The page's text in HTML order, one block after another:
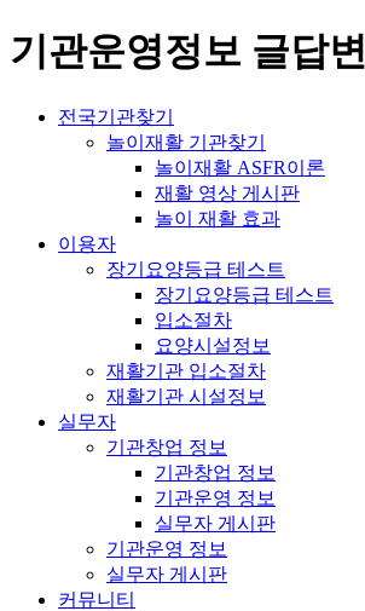
기관운영정보 글답변
전국기관찾기
놀이재활 기관찾기
놀이재활 ASFR이론
재활 영상 게시판
놀이 재활 효과
이용자
장기요양등급 테스트
장기요양등급 테스트
입소절차
요양시설정보
재활기관 입소절차
재활기관 시설정보
실무자
기관창업 정보
기관창업 정보
기관운영 정보
실무자 게시판
기관운영 정보
실무자 게시판
커뮤니티